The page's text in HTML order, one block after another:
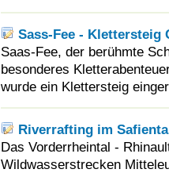
Sass-Fee - Klettersteig
Saas-Fee, der berühmte
besonderes
wurde ein Klettersteig
Riverrafting im
Das Vorderrheintal -
Wildwasserstrecken